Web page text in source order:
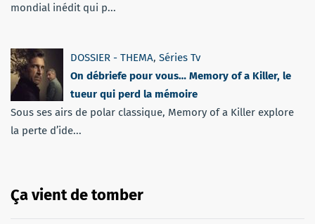
mondial inédit qui p...
DOSSIER - THEMA, Séries Tv
On débriefe pour vous… Memory of a Killer, le
tueur qui perd la mémoire
Sous ses airs de polar classique, Memory of a Killer explore
la perte d’ide...
Ça vient de tomber